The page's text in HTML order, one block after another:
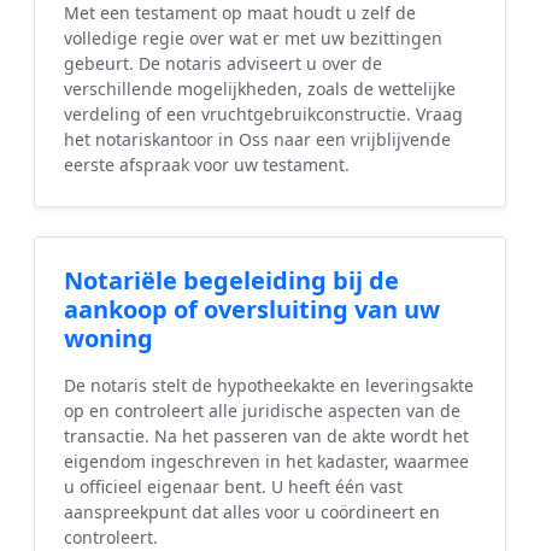
Met een testament op maat houdt u zelf de
volledige regie over wat er met uw bezittingen
gebeurt. De notaris adviseert u over de
verschillende mogelijkheden, zoals de wettelijke
verdeling of een vruchtgebruikconstructie. Vraag
het notariskantoor in Oss naar een vrijblijvende
eerste afspraak voor uw testament.
Notariële begeleiding bij de
aankoop of oversluiting van uw
woning
De notaris stelt de hypotheekakte en leveringsakte
op en controleert alle juridische aspecten van de
transactie. Na het passeren van de akte wordt het
eigendom ingeschreven in het kadaster, waarmee
u officieel eigenaar bent. U heeft één vast
aanspreekpunt dat alles voor u coördineert en
controleert.